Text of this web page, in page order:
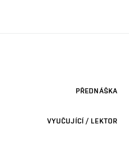
PŘEDNÁŠKA
VYUČUJÍCÍ / LEKTOR